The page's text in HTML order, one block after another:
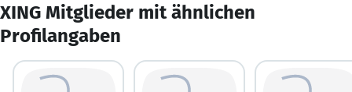
XING Mitglieder mit ähnlichen
Profilangaben